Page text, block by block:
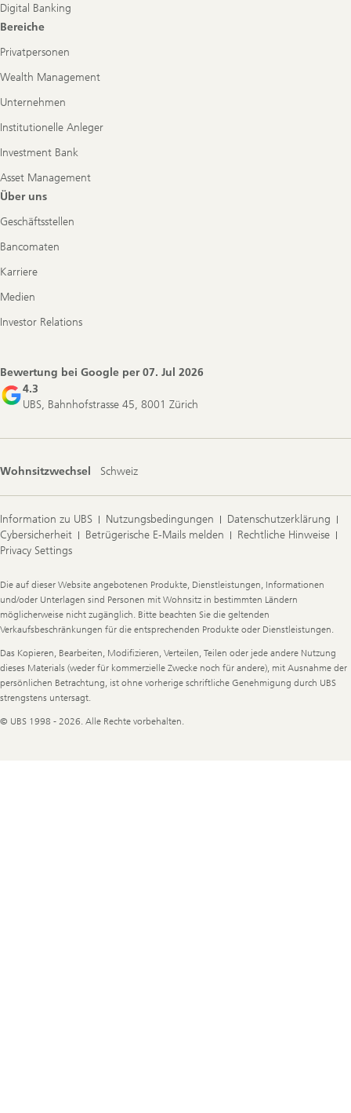
Digital Banking
Bereiche
Privatpersonen
Wealth Management
Unternehmen
Institutionelle Anleger
Investment Bank
Asset Management
Über uns
Geschäftsstellen
Bancomaten
Karriere
Medien
Investor Relations
Bewertung bei Google per07. Jul 2026
4.3
UBS, Bahnhofstrasse 45, 8001 Zürich
Wohnsitzwechsel Schweiz
Information zu UBS Nutzungsbedingungen
Datenschutzerklärung
Cybersicherheit
Betrügerische E-Mails melden
Rechtliche Hinweise
Privacy Settings
Legal
Information
Die auf dieser Website angebotenen Produkte, Dienstleistungen, Informationen
und/oder Unterlagen sind Personen mit Wohnsitz in bestimmten Ländern
möglicherweise nicht zugänglich. Bitte beachten Sie die geltenden
Verkaufsbeschränkungen für die entsprechenden Produkte oder Dienstleistungen.
Das Kopieren, Bearbeiten, Modifizieren, Verteilen, Teilen oder jede andere Nutzung
dieses Materials (weder für kommerzielle Zwecke noch für andere), mit Ausnahme der
persönlichen Betrachtung, ist ohne vorherige schriftliche Genehmigung durch UBS
strengstens untersagt.
© UBS 1998 - 2026. Alle Rechte vorbehalten.